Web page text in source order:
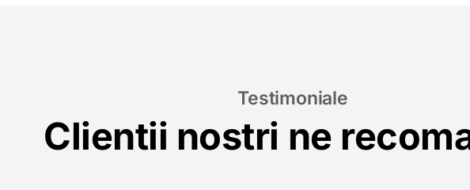
Testimoniale
Clientii nostri ne